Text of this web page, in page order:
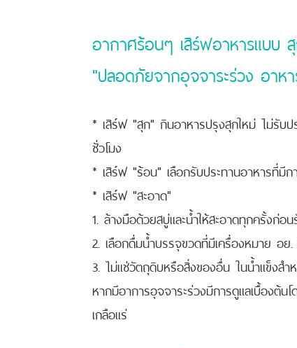
อากาศร้อนๆ เสิร์ฟอาหารแบบ
"ปลอดภัยจากอุจจาระร่วง อาห
* เสิร์ฟ "สุก" กินอาหารปรุงสุกใหม่ ไม่รับ
ชั่วโมง
* เสิร์ฟ "ร้อน" เลือกรับประทานอาหารที่มี
* เสิร์ฟ "สะอาด"
1. ล้างมือด้วยสบู่และน้ำให้สะอาดทุกครั้งก่
2. เลือกดื่มน้ำบรรจุขวดที่มีเครื่องหมาย อ
3. ไม่แช่วัตถุดิบหรือสิ่งของอื่น ในน้ำแข็งสำ
หากมีอาการอุจจาระร่วงมีการดูแลเบื้องต้น
เกลือแร่